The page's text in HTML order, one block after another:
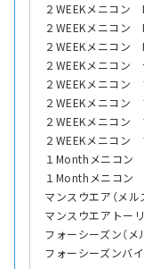
２WEEKメニコン
２WEEKメニコン
２WEEKメニコ
２WEEKメニコン
２WEEKメニコン
２WEEKメニコン
２WEEKメニコン
２WEEKメニコン
１Monthメニコン
１Monthメニコン
マンスウエア（メル
マンスウエアトー
フォーシーズン（メ
フォーシーズンバ